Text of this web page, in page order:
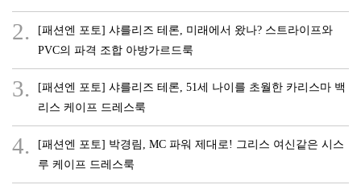
2.
[패션엔 포토] 샤를리즈 테론, 미래에서 왔나? 스트라이프와
PVC의 파격 조합 아방가르드룩
3.
[패션엔 포토] 샤를리즈 테론, 51세 나이를 초월한 카리스마 백
리스 케이프 드레스룩
4.
[패션엔 포토] 박경림, MC 파워 제대로! 그리스 여신같은 시스
루 케이프 드레스룩